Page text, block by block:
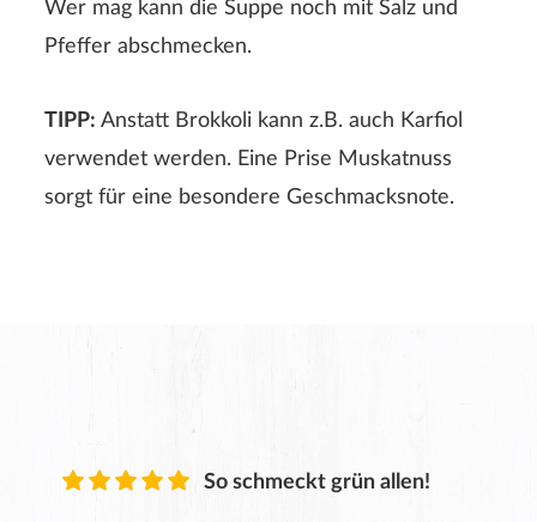
Wer mag kann die Suppe noch mit Salz und
Pfeffer abschmecken.
TIPP: Anstatt Brokkoli kann z.B. auch Karfiol
verwendet werden. Eine Prise Muskatnuss
sorgt für eine besondere Geschmacksnote.
So schmeckt grün allen!